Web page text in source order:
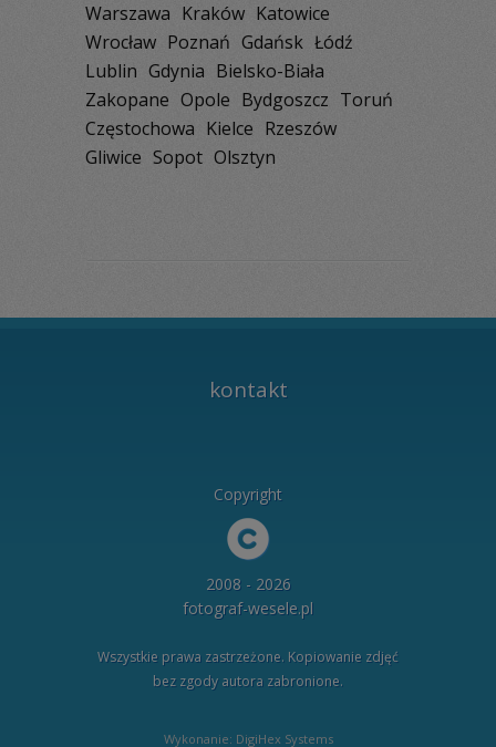
Warszawa Kraków Katowice
Wrocław Poznań Gdańsk Łódź
Lublin Gdynia Bielsko-Biała
Zakopane Opole Bydgoszcz Toruń
Częstochowa Kielce Rzeszów
Gliwice Sopot Olsztyn
kontakt
Copyright
2008 - 2026
fotograf-wesele.pl
Wszystkie prawa zastrzeżone. Kopiowanie zdjęć
bez zgody autora zabronione.
Wykonanie: DigiHex Systems